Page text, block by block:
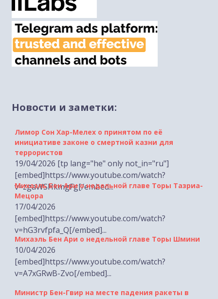
Новости и заметки:
Лимор Сон Хар-Мелех о принятом по её
инициативе законе о смертной казни для
террористов
19/04/2026 [tp lang="he" only not_in="ru"]
[embed]https://www.youtube.com/watch?
v=zgaWSHkmgFg[/embed...
Михаэль Бен Ари о недельной главе Торы Тазриа-
Мецора
17/04/2026
[embed]https://www.youtube.com/watch?
v=hG3rvfpfa_Q[/embed]...
Михаэль Бен Ари о недельной главе Торы Шмини
10/04/2026
[embed]https://www.youtube.com/watch?
v=A7xGRwB-Zvo[/embed]...
Министр Бен-Гвир на месте падения ракеты в